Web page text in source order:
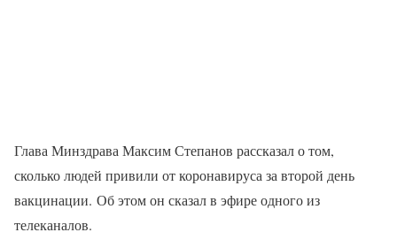
Глава Минздрава Максим Степанов рассказал о том,
сколько людей привили от коронавируса за второй день
вакцинации. Об этом он сказал в эфире одного из
телеканалов.